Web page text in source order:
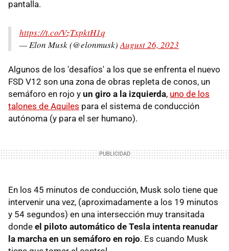
pantalla.
https://t.co/VzTxpktH1q
— Elon Musk (@elonmusk)August 26, 2023
Algunos de los 'desafíos' a los que se enfrenta el nuevo
FSD V12 son una zona de obras repleta de conos, un
semáforo en rojo y un giro a la izquierda, uno de los
talones de Aquiles para el sistema de conducción
autónoma (y para el ser humano).
En los 45 minutos de conducción, Musk solo tiene que
intervenir una vez, (aproximadamente a los 19 minutos
y 54 segundos) en una intersección muy transitada
donde el piloto automático de Tesla intenta reanudar
la marcha en un semáforo en rojo. Es cuando Musk